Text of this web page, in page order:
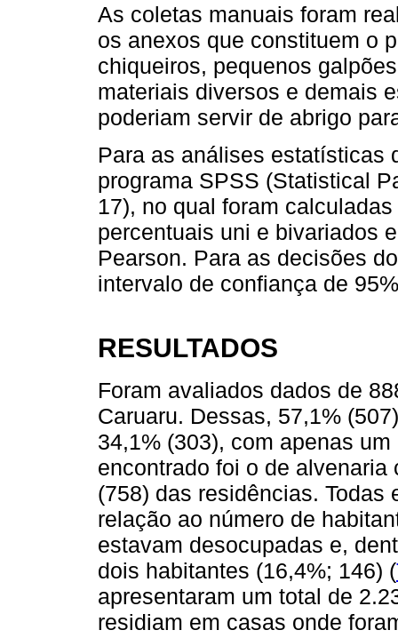
As coletas manuais foram
os anexos que constituem o
chiqueiros, pequenos
materiais diversos e demais
poderiam servir de abrigo
Para as análises estatísticas
programa SPSS (Statistical
17), no qual foram
percentuais uni e bivariados
Pearson. Para as decisões
intervalo de confiança de
RESULTADOS
Foram avaliados dados de
Caruaru. Dessas, 57,1%
34,1% (303), com apenas
encontrado foi o de
(758) das residências. Todas
relação ao número de
estavam desocupadas e,
dois habitantes (16,4%; 146) (
apresentaram um total de
residiam em casas onde